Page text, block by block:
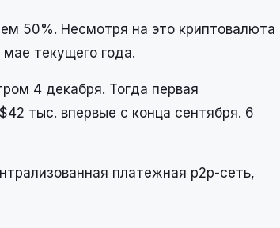
50%. Несмотря на это криптовалюта
текущего года.
4 декабря. Тогда первая
тыс. впервые с конца сентября. 6
платежная p2p-сеть,